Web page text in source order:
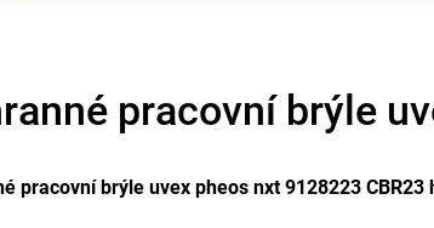
pracovní brýle
pracovní brýle uvex pheos nxt 9128223 CBR23